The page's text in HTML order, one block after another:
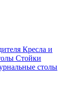
Кресла и
Стойки
столы